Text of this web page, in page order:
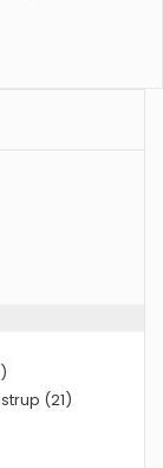
(21)